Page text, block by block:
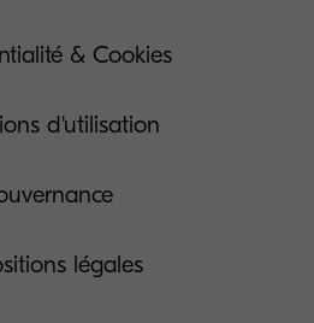
& Cookies
d'utilisation
légales